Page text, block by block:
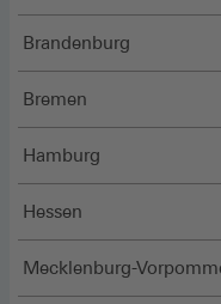
Brandenburg
Bremen
Hamburg
Hessen
Mecklenburg-